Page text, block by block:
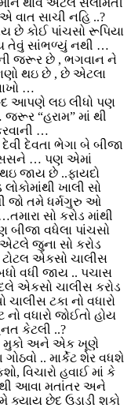
વાત સાચી નહિ ..?
છે કોઈ પાંચસો રૂપિયા
તેવું સાંભળ્યું નથી …
જરૂર છે , ભગવાન ને
થઇ છે , છે એટલા
…
આપણે લઇ લીધો પણ
જરૂર “હરામ” માં થી
…
દેવતા ભેગા બે બીજા
… પણ એમાં
જાય છે ..ફાયદો
ખાલી સો
જો તમે ધર્મગુરુ ઓ
સો કરોડ માંથી
બીજા વધેલા પાંચસો
એટલે જુના સો કરોડ
ટોટલ એકસો ચાલીસ
વધી જાય .. પચાસ
એકસો ચાલીસ કરોડ
ટકા નો વધારો
વધારો જોઈતો હોય
કેટલી ..?
મુકો અને એક ખૂણે
.. માર્કેટ શેર વધશે
વિચારો હવાઈ માં કે
આવા મતાંતર અને
ક્યાય છેદ ઉડાડી શકો